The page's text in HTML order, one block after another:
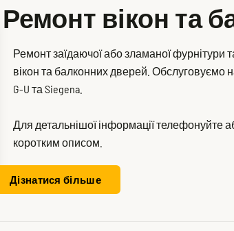
Ремонт вікон та
Ремонт заїдаючої або зламаної фурнітури
вікон та балконних дверей. Обслуговуємо
G-U та Siegena.
Для детальнішої інформації телефонуйте
коротким описом.
Дізнатися більше